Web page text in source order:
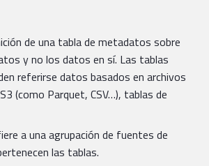
de una tabla de metadatos sobre
y no los datos en sí. Las tablas
referirse datos basados ​​en archivos
(como Parquet, CSV…), tablas de
a una agrupación de fuentes de
las tablas.